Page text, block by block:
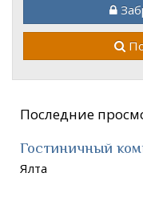
Последние
Гостиничный
Ялта